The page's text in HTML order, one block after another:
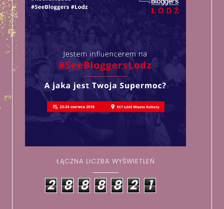
ŁĄCZNA LICZBA WYŚWIETLEŃ
2 8 8 8 8 2 1